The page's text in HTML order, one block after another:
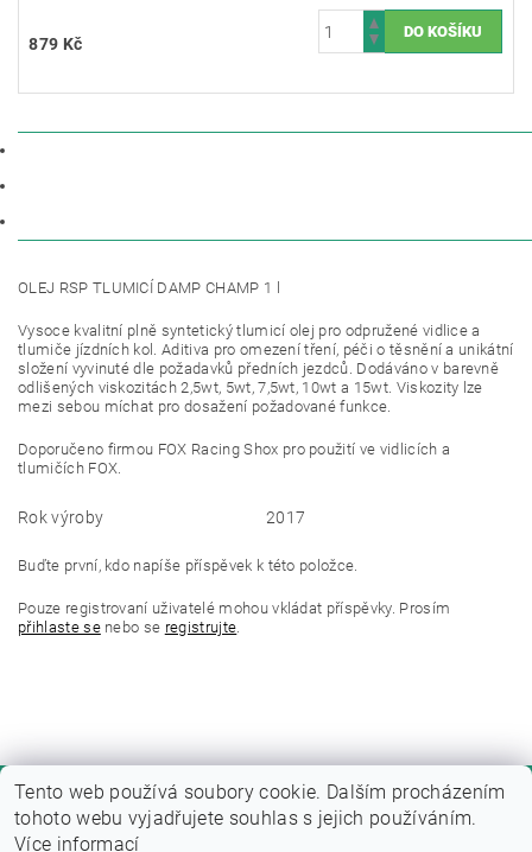
879 Kč
OLEJ RSP TLUMICÍ DAMP CHAMP 1 l
Vysoce kvalitní plně syntetický tlumicí olej pro odpružené vidlice a
tlumiče jízdních kol. Aditiva pro omezení tření, péči o těsnění a unikátní
složení vyvinuté dle požadavků předních jezdců. Dodáváno v barevně
odlišených viskozitách 2,5wt, 5wt, 7,5wt, 10wt a 15wt. Viskozity lze
mezi sebou míchat pro dosažení požadované funkce.
Doporučeno firmou FOX Racing Shox pro použití ve vidlicích a
tlumičích FOX.
Rok výroby 2017
Buďte první, kdo napíše příspěvek k této položce.
Pouze registrovaní uživatelé mohou vkládat příspěvky. Prosím
přihlaste senebo se registrujte.
Tento web používá soubory cookie. Dalším procházením
tohoto webu vyjadřujete souhlas s jejich používáním.
Více informací